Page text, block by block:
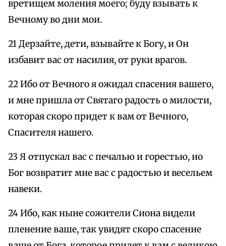
вретищем моления моего; буду взывать к
Вечному во дни мои.
21 Дерзайте, дети, взывайте к Богу, и Он
избавит вас от насилия, от руки врагов.
22 Ибо от Вечного я ожидал спасения вашего,
и мне пришла от Святаго радость о милости,
которая скоро придет к вам от Вечного,
Спасителя нашего.
23 Я отпускал вас с печалью и горестью, но
Бог возвратит мне вас с радостью и весельем
навеки.
24 Ибо, как ныне сожители Сиона видели
пленение ваше, так увидят скоро спасение